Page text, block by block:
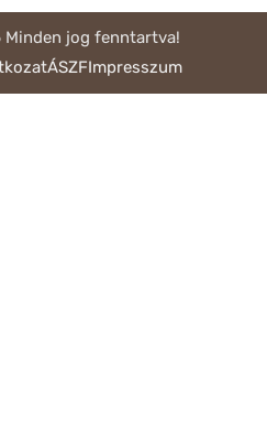
jog fenntartva!
ÁSZFImpresszum